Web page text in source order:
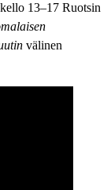
13–17 Ruotsin
välinen